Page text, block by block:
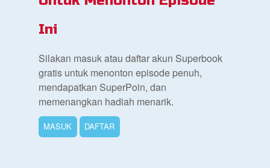
Alkitab untuk Anak
Ini
Silakan masuk atau daftar akun Superbook
gratis untuk menonton episode penuh,
mendapatkan SuperPoin, dan
memenangkan hadiah menarik.
MASUK DAFTAR